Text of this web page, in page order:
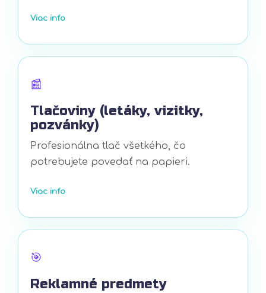
Viac info
📰
Tlačoviny (letáky, vizitky,
pozvánky)
Profesionálna tlač všetkého, čo
potrebujete povedať na papieri.
Viac info
🎯
Reklamné predmety